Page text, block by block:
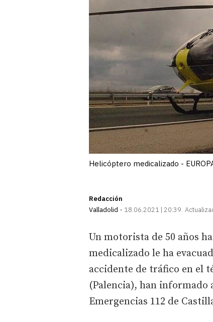
Helicóptero medicalizado -
Redacción
Valladolid
18.06.2021 | 20:39
Un motorista de 50 años
medicalizado le ha
accidente de tráfico en el
(Palencia), han informado
Emergencias 112 de